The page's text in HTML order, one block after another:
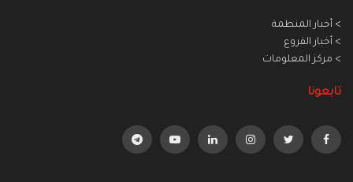
> أخبار المنطمة
> أخبار الفروع
> مركز المعلومات
تابعونا